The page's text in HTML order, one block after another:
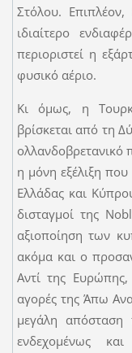
Στόλου.
ιδιαίτερο
περιοριστεί η
φυσικό αέριο.
Κι όμως, η
βρίσκεται από τη
ολλανδοβρετανικό
η μόνη εξέλιξη που
Ελλάδας και
δισταγμοί της
αξιοποίηση των
ακόμα και ο
Αντί της
αγορές της Άπω
μεγάλη απόσταση
ενδεχομένως